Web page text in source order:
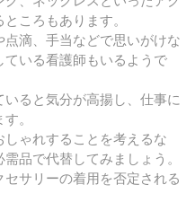
ころもあります。
滴、手当などで思いがけな
いる看護師もいるようで
ると気分が高揚し、仕事に
。
ゃれすることを考えるな
品で代替してみましょう。
サリーの着用を否定される